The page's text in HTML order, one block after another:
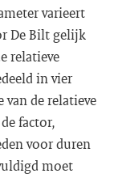
varieert
De Bilt gelijk
relatieve
in vier
van de relatieve
factor,
voor duren
moet